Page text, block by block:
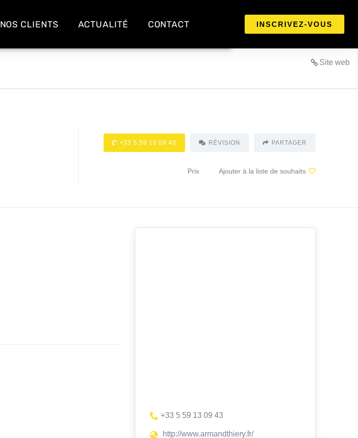
NOS CLIENTS ACTUALITÉ CONTACT INSCRIVEZ-VOUS
Site web
+33 5 59 13 09 43 RÉVISION PARTAGER
Prix Ajouter à la liste de souhaits
+33 5 59 13 09 43
http://www.armandthiery.fr/